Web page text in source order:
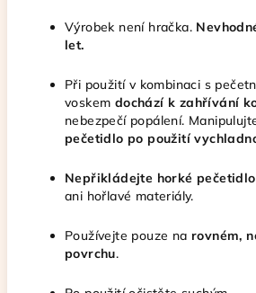
Výrobek není hračka.
let.
Při použití v kombinaci s
voskem dochází k zahřívání
nebezpečí popálení.
pečetidlo po použití
Nepřikládejte horké
ani hořlavé materiály.
Používejte pouze na rovném,
povrchu.